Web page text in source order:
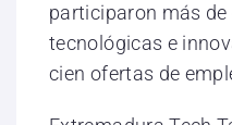
participaron más
tecnológicas e
cien ofertas de